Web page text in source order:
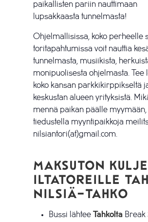
paikallisten pariin nauttimaan
lupsakkaasta tunnelmasta!
Ohjelmallisissa, koko perheelle
toritapahtumissa voit nauttia
tunnelmasta, musiikista,
monipuolisesta ohjelmasta. Tee
koko kansan parkkikirppikseltä
keskustan alueen yrityksistä.
mennä paikan päälle myymään,
tiedustella myyntipaikkoja
nilsiantori(at)gmail.com.
Maksuton
iltatoreille
Nilsiä-Tahko
Bussi lähtee Tahkolta Break